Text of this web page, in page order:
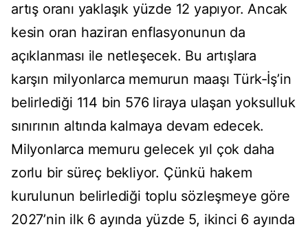
artış oranı yaklaşık yüzde 12 yapıyor. Ancak
kesin oran haziran enflasyonunun da
açıklanması ile netleşecek. Bu artışlara
karşın milyonlarca memurun maaşı Türk-İş’in
belirlediği 114 bin 576 liraya ulaşan yoksulluk
sınırının altında kalmaya devam edecek.
Milyonlarca memuru gelecek yıl çok daha
zorlu bir süreç bekliyor. Çünkü hakem
kurulunun belirlediği toplu sözleşmeye göre
2027’nin ilk 6 ayında yüzde 5, ikinci 6 ayında